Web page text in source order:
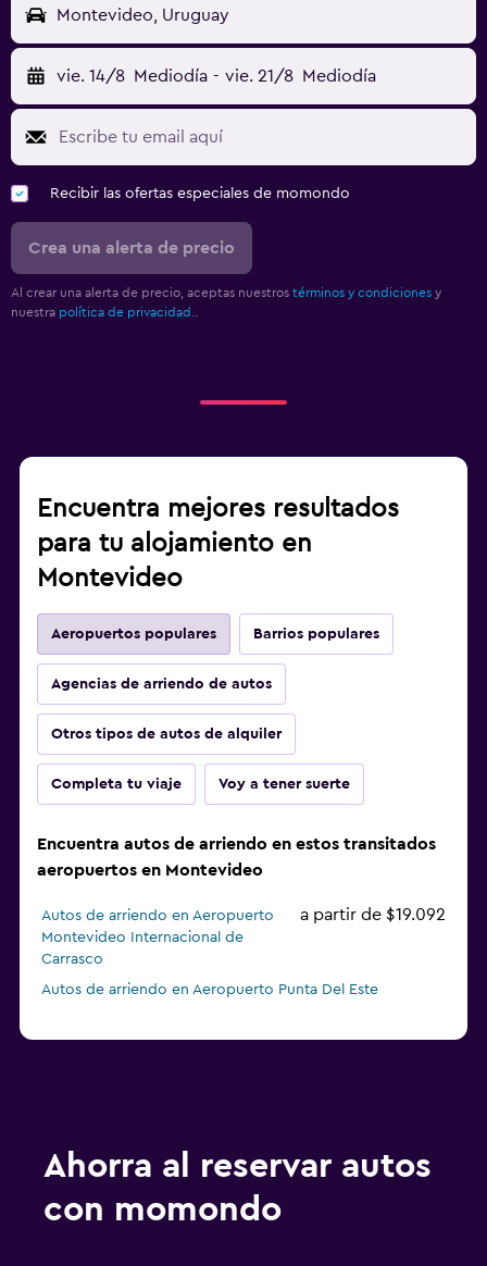
Montevideo, Uruguay
vie. 14/8 Mediodía - vie. 21/8 Mediodía
Recibir las ofertas especiales de momondo
Crea una alerta de precio
Al crear una alerta de precio, aceptas nuestros términos y condiciones y
nuestra política de privacidad.
Encuentra mejores resultados
para tu alojamiento en
Montevideo
Aeropuertos populares Barrios populares
Agencias de arriendo de autos
Otros tipos de autos de alquiler
Completa tu viaje Voy a tener suerte
Encuentra autos de arriendo en estos transitados
aeropuertos en Montevideo
Autos de arriendo en Aeropuerto
Montevideo Internacional de
Carrasco
a partir de $19.092
Autos de arriendo en Aeropuerto Punta Del Este
Ahorra al reservar autos
con momondo